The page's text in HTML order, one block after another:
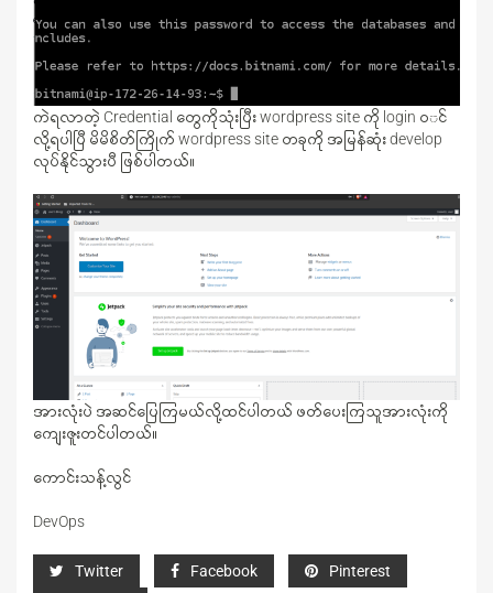
ကဲရလာတဲ့ Credential တွေကိုသုံးပြီး wordpress site ကို login ၀င်
လို့ရပါပြီ မိမိစိတ်ကြိုက် wordpress site တခုကို အမြန်ဆုံး develop
လုပ်နိုင်သွားပီ ဖြစ်ပါတယ်။
အားလုံးပဲ အဆင်ပြေကြမယ်လို့ထင်ပါတယ် ဖတ်ပေးကြသူအားလုံးကို
ကျေးဇူးတင်ပါတယ်။
ကောင်းသန့်လွင်
DevOps
Twitter Facebook
Pinterest